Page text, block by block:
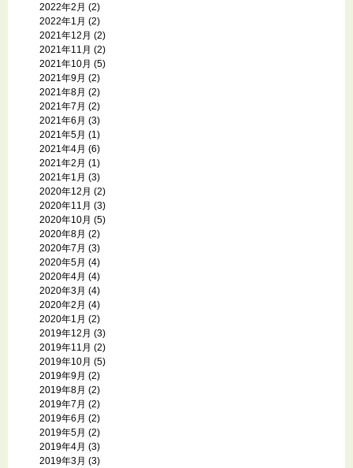
2022年2月 (2)
2022年1月 (2)
2021年12月 (2)
2021年11月 (2)
2021年10月 (5)
2021年9月 (2)
2021年8月 (2)
2021年7月 (2)
2021年6月 (3)
2021年5月 (1)
2021年4月 (6)
2021年2月 (1)
2021年1月 (3)
2020年12月 (2)
2020年11月 (3)
2020年10月 (5)
2020年8月 (2)
2020年7月 (3)
2020年5月 (4)
2020年4月 (4)
2020年3月 (4)
2020年2月 (4)
2020年1月 (2)
2019年12月 (3)
2019年11月 (2)
2019年10月 (5)
2019年9月 (2)
2019年8月 (2)
2019年7月 (2)
2019年6月 (2)
2019年5月 (2)
2019年4月 (3)
2019年3月 (3)